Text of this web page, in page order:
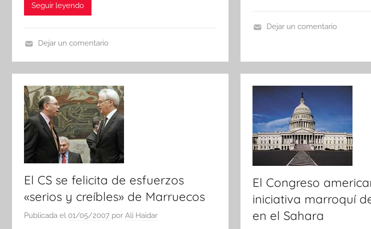
Seguir leyendo
i
c
i
a
s
Dejar un comentario
c
a
s
Dejar un comentario
El CS se felicita de esfuerzos
«serios y creíbles» de Marruecos
Publicada el 01/05/2007 por Ali Haidar
El Congreso
iniciativa marroquí
en el Sahara